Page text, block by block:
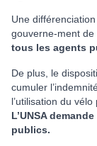
Une
gouverne-ment
tous les agents
De plus, le
cumuler
l’utilisation du
L’UNSA
publics.